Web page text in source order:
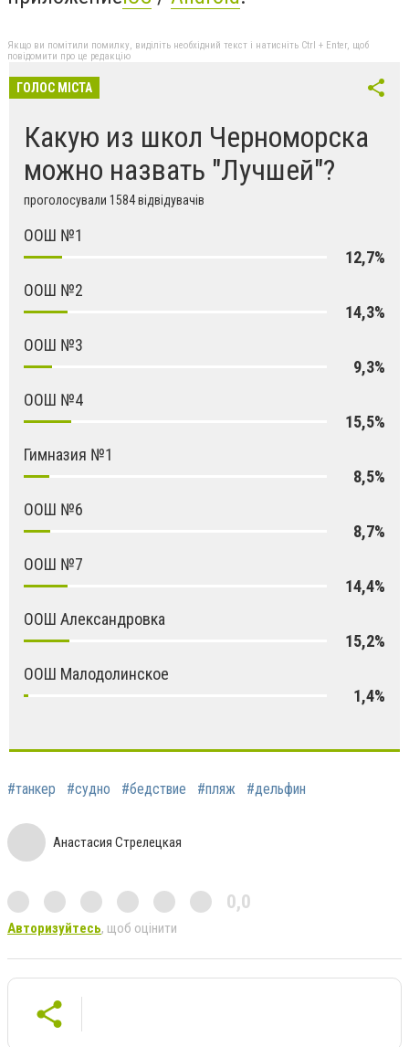
Якщо ви помітили помилку, виділіть необхідний текст і натисніть Ctrl + Enter, щоб
повідомити про це редакцію
ГОЛОС МІСТА
Какую из школ Черноморска
можно назвать "Лучшей"?
проголосували 1584 відвідувачів
ООШ №1
12,7%
ООШ №2
14,3%
ООШ №3
9,3%
ООШ №4
15,5%
Гимназия №1
8,5%
ООШ №6
8,7%
ООШ №7
14,4%
ООШ Александровка
15,2%
ООШ Малодолинское
1,4%
#танкер #судно #бедствие #пляж #дельфин
Анастасия Стрелецкая
0,0
Авторизуйтесь, щоб оцінити